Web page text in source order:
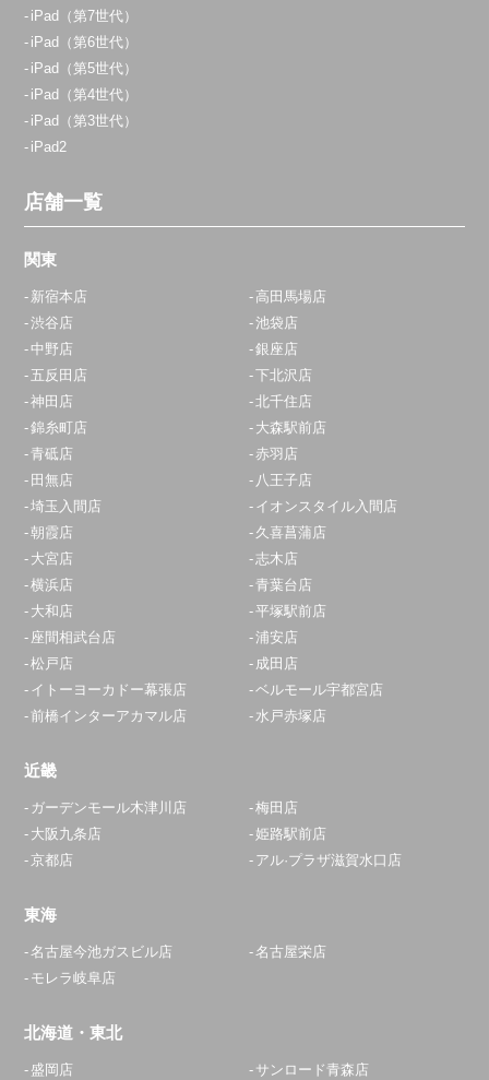
iPad（第7世代）
iPad（第6世代）
iPad（第5世代）
iPad（第4世代）
iPad（第3世代）
iPad2
店舗一覧
関東
新宿本店
高田馬場店
渋谷店
池袋店
中野店
銀座店
五反田店
下北沢店
神田店
北千住店
錦糸町店
大森駅前店
青砥店
赤羽店
田無店
八王子店
埼玉入間店
イオンスタイル入間店
朝霞店
久喜菖蒲店
大宮店
志木店
横浜店
青葉台店
大和店
平塚駅前店
座間相武台店
浦安店
松戸店
成田店
イトーヨーカドー幕張店
ベルモール宇都宮店
前橋インターアカマル店
水戸赤塚店
近畿
ガーデンモール木津川店
梅田店
大阪九条店
姫路駅前店
京都店
アル·プラザ滋賀水口店
東海
名古屋今池ガスビル店
名古屋栄店
モレラ岐阜店
北海道・東北
盛岡店 サンロード青森店